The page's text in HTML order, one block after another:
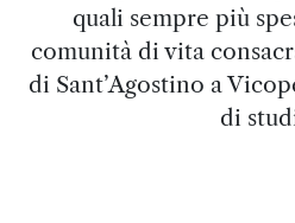
quali sempre più
comunità di vita
di Sant’Agostino a
di